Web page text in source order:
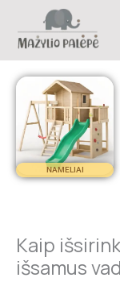
turinio
NAMELIAI
Kaip
išsamus